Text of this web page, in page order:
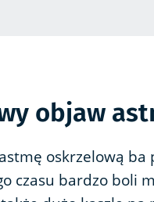
objaw
oskrzelową ba
czasu bardzo boli